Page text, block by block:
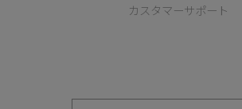
カスタマーサポート